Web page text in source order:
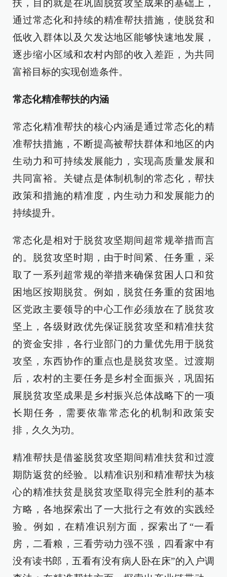
扶，目的就是在巩固脱贫攻坚成果的基础上，
通过常态化和持续的精准帮扶措施，使脱贫和
低收入群体以及欠发达地区能够快速地发展，
逐步缩小区域和农村内部的收入差距，为共同
富裕目标的实现创造条件。
常态化精准帮扶的内涵
常态化精准帮扶的核心内涵是通过常态化的精
准帮扶措施，不断提高被帮扶群体和地区的内
生动力和可持续发展能力，实现高质量发展和
共同富裕。关键点是体制机制的常态化，帮扶
政策和措施的精准度，内生动力和发展能力的
持续提升。
常态化是相对于脱贫攻坚期间超常规举措而言
的。脱贫攻坚时期，由于时间紧、任务重，采
取了一系列超常规的举措来确保贫困人口和贫
困地区按期脱贫。例如，脱贫任务重的贫困地
区党政主要领导的中心工作必须放在了脱贫攻
坚上，各级财政优先保证脱贫攻坚和精准扶贫
的资金安排，各行业部门的力量优先用于脱贫
攻坚，东西协作的重点也是脱贫攻坚。过渡期
后，农村的主要任务是乡村全面振兴，巩固拓
展脱贫攻坚成果是乡村振兴总体战略下的一项
长期任务，需要依靠常态化的机制和政策安
排，久久为功。
精准帮扶是借鉴脱贫攻坚期间精准扶贫和过渡
期防返贫的经验。以精准识别和精准帮扶为核
心的精准扶贫是脱贫攻坚取得完全胜利的基本
方略，各地探索出了一大批行之有效的实践经
验。例如，在精准识别方面，探索出了“一看
房，二看粮，三看劳动力强不强，四看家中有
没有读书郎，五看有没有病人卧在床”的入户调